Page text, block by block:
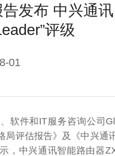
发布 中兴通
评级
01
软件和IT服务咨询公司
局评估报告》及《中兴通
，中兴通讯智能路由器